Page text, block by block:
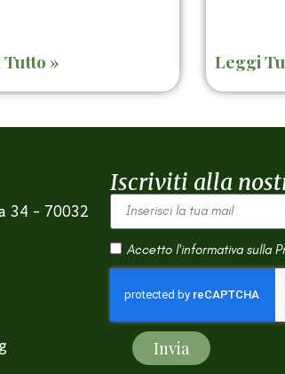
» Leggi
34 - 70032
Iscriviti alla
Accetto l'informativa sulla
Invia